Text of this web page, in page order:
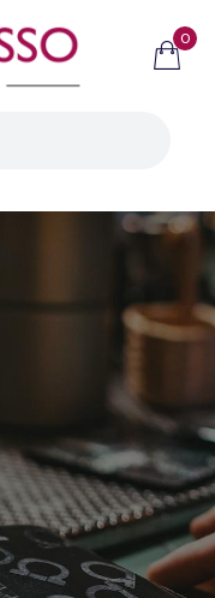
0